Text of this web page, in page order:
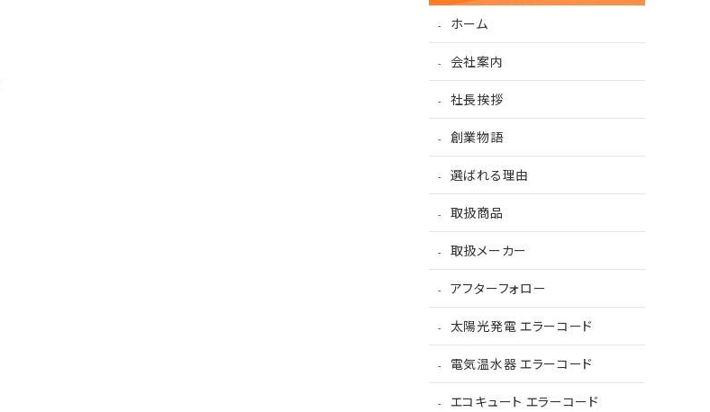
ホーム
会社案内
社長挨拶
創業物語
選ばれる理由
取扱商品
取扱メーカー
アフターフォロー
太陽光発電 エラーコード
電気温水器 エラーコード
エコキュート エラーコード